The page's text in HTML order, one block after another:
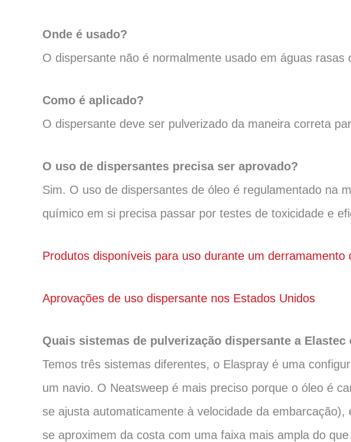
Onde é usado?
O dispersante não é normalmente usado em águas rasas
Como é aplicado?
O dispersante deve ser pulverizado da maneira correta
O uso de dispersantes precisa ser aprovado?
Sim. O uso de dispersantes de óleo é regulamentado na
químico em si precisa passar por testes de toxicidade e
Produtos disponíveis para uso durante um derramamento
Aprovações de uso dispersante nos Estados Unidos
Quais sistemas de pulverização dispersante a Elastec
Temos três sistemas diferentes, o Elaspray é uma
um navio. O Neatsweep é mais preciso porque o óleo é
se ajusta automaticamente à velocidade da
se aproximem da costa com uma faixa mais ampla do